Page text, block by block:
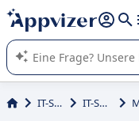
beantworten (mehrere
Die KI von Appvizer führt
von SaaS-Software in
IT-Service IT-Security